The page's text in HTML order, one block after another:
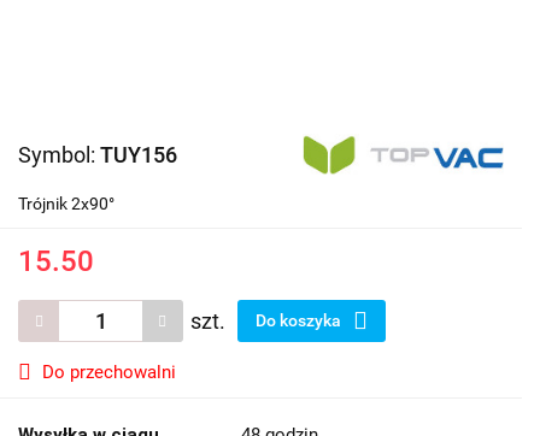
Symbol: TUY156
Trójnik 2x90°
15.50
szt. Do koszyka
Do przechowalni